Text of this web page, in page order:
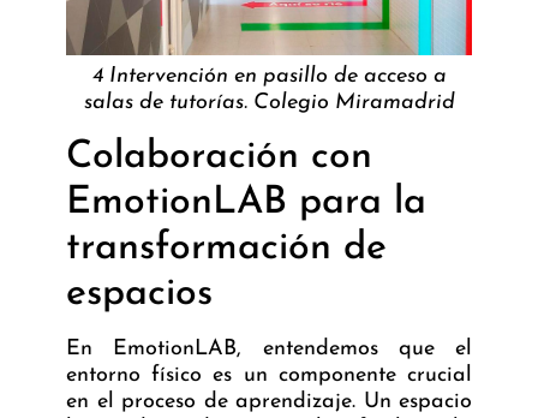
4 Intervención en pasillo de acceso a
salas de tutorías. Colegio Miramadrid
Colaboración con
EmotionLAB para la
transformación de
espacios
En EmotionLAB, entendemos que el
entorno físico es un componente crucial
en el proceso de aprendizaje. Un espacio